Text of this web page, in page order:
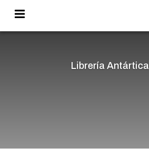
Librería Antártica